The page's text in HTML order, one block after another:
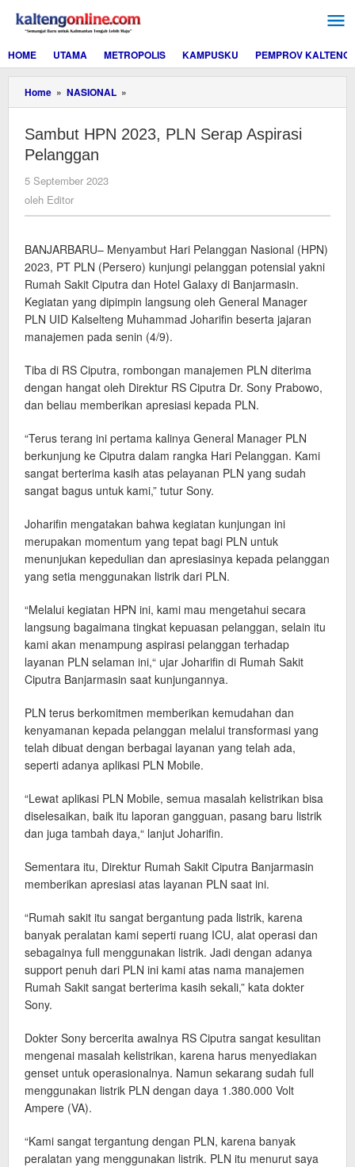
konten
HOME
UTAMA METROPOLIS KAMPUSKU PEMPROV KALTENG
Home » NASIONAL »
HPN
PLN
Sambut HPN 2023, PLN Serap Aspirasi
Pelanggan
5 September 2023
oleh Editor
BANJARBARU– Menyambut Hari Pelanggan Nasional (HPN)
2023, PT PLN (Persero) kunjungi pelanggan potensial yakni
Rumah Sakit Ciputra dan Hotel Galaxy di Banjarmasin.
Kegiatan yang dipimpin langsung oleh General Manager
PLN UID Kalselteng Muhammad Joharifin beserta jajaran
manajemen pada senin (4/9).
Tiba di RS Ciputra, rombongan manajemen PLN diterima
dengan hangat oleh Direktur RS Ciputra Dr. Sony Prabowo,
dan beliau memberikan apresiasi kepada PLN.
“Terus terang ini pertama kalinya General Manager PLN
berkunjung ke Ciputra dalam rangka Hari Pelanggan. Kami
sangat berterima kasih atas pelayanan PLN yang sudah
sangat bagus untuk kami,” tutur Sony.
Joharifin mengatakan bahwa kegiatan kunjungan ini
merupakan momentum yang tepat bagi PLN untuk
menunjukan kepedulian dan apresiasinya kepada pelanggan
yang setia menggunakan listrik dari PLN.
“Melalui kegiatan HPN ini, kami mau mengetahui secara
langsung bagaimana tingkat kepuasan pelanggan, selain itu
kami akan menampung aspirasi pelanggan terhadap
layanan PLN selaman ini,“ ujar Joharifin di Rumah Sakit
Ciputra Banjarmasin saat kunjungannya.
PLN terus berkomitmen memberikan kemudahan dan
kenyamanan kepada pelanggan melalui transformasi yang
telah dibuat dengan berbagai layanan yang telah ada,
seperti adanya aplikasi PLN Mobile.
“Lewat aplikasi PLN Mobile, semua masalah kelistrikan bisa
diselesaikan, baik itu laporan gangguan, pasang baru listrik
dan juga tambah daya,“ lanjut Joharifin.
Sementara itu, Direktur Rumah Sakit Ciputra Banjarmasin
memberikan apresiasi atas layanan PLN saat ini.
“Rumah sakit itu sangat bergantung pada listrik, karena
banyak peralatan kami seperti ruang ICU, alat operasi dan
sebagainya full menggunakan listrik. Jadi dengan adanya
support penuh dari PLN ini kami atas nama manajemen
Rumah Sakit sangat berterima kasih sekali,” kata dokter
Sony.
Dokter Sony bercerita awalnya RS Ciputra sangat kesulitan
mengenai masalah kelistrikan, karena harus menyediakan
genset untuk operasionalnya. Namun sekarang sudah full
menggunakan listrik PLN dengan daya 1.380.000 Volt
Ampere (VA).
“Kami sangat tergantung dengan PLN, karena banyak
peralatan yang menggunakan listrik. PLN itu menurut saya